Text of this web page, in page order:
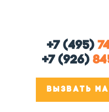
+7 (495)
+7 (926)
ВЫЗВАТЬ